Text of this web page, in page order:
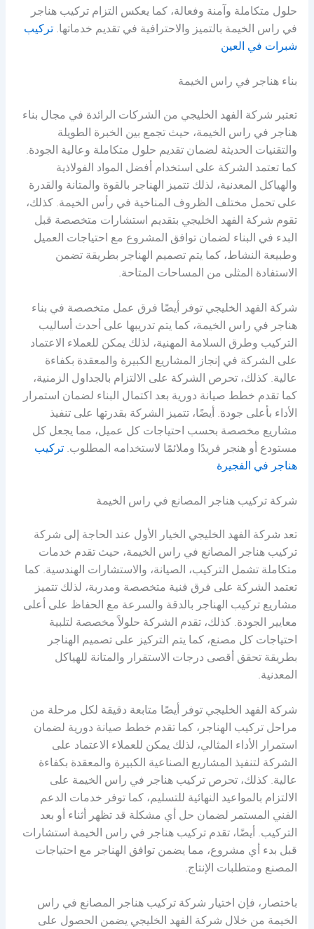
حلول متكاملة وآمنة وفعالة، كما يعكس التزام تركيب هناجر
في راس الخيمة بالتميز والاحترافية في تقديم خدماتها. تركيب
شبرات في العين
بناء هناجر في راس الخيمة
تعتبر شركة الفهد الخليجي من الشركات الرائدة في مجال بناء
هناجر في راس الخيمة، حيث تجمع بين الخبرة الطويلة
والتقنيات الحديثة لضمان تقديم حلول متكاملة وعالية الجودة.
كما تعتمد الشركة على استخدام أفضل المواد الفولاذية
والهياكل المعدنية، لذلك تتميز الهناجر بالقوة والمتانة والقدرة
على تحمل مختلف الظروف المناخية في رأس الخيمة. كذلك،
تقوم شركة الفهد الخليجي بتقديم استشارات متخصصة قبل
البدء في البناء لضمان توافق المشروع مع احتياجات العميل
وطبيعة النشاط، كما يتم تصميم الهناجر بطريقة تضمن
الاستفادة المثلى من المساحات المتاحة.
شركة الفهد الخليجي توفر أيضًا فرق عمل متخصصة في بناء
هناجر في راس الخيمة، كما يتم تدريبها على أحدث أساليب
التركيب وطرق السلامة المهنية، لذلك يمكن للعملاء الاعتماد
على الشركة في إنجاز المشاريع الكبيرة والمعقدة بكفاءة
عالية. كذلك، تحرص الشركة على الالتزام بالجداول الزمنية،
كما تقدم خطط صيانة دورية بعد اكتمال البناء لضمان استمرار
الأداء بأعلى جودة. أيضًا، تتميز الشركة بقدرتها على تنفيذ
مشاريع مخصصة بحسب احتياجات كل عميل، مما يجعل كل
مستودع أو هنجر فريدًا وملائمًا لاستخدامه المطلوب. تركيب
هناجر في الفجيرة
شركة تركيب هناجر المصانع في راس الخيمة
تعد شركة الفهد الخليجي الخيار الأول عند الحاجة إلى شركة
تركيب هناجر المصانع في راس الخيمة، حيث تقدم خدمات
متكاملة تشمل التركيب، الصيانة، والاستشارات الهندسية. كما
تعتمد الشركة على فرق فنية متخصصة ومدربة، لذلك تتميز
مشاريع تركيب الهناجر بالدقة والسرعة مع الحفاظ على أعلى
معايير الجودة. كذلك، تقدم الشركة حلولاً مخصصة لتلبية
احتياجات كل مصنع، كما يتم التركيز على تصميم الهناجر
بطريقة تحقق أقصى درجات الاستقرار والمتانة للهياكل
المعدنية.
شركة الفهد الخليجي توفر أيضًا متابعة دقيقة لكل مرحلة من
مراحل تركيب الهناجر، كما تقدم خطط صيانة دورية لضمان
استمرار الأداء المثالي، لذلك يمكن للعملاء الاعتماد على
الشركة لتنفيذ المشاريع الصناعية الكبيرة والمعقدة بكفاءة
عالية. كذلك، تحرص تركيب هناجر في راس الخيمة على
الالتزام بالمواعيد النهائية للتسليم، كما توفر خدمات الدعم
الفني المستمر لضمان حل أي مشكلة قد تظهر أثناء أو بعد
التركيب. أيضًا، تقدم تركيب هناجر في راس الخيمة استشارات
قبل بدء أي مشروع، مما يضمن توافق الهناجر مع احتياجات
المصنع ومتطلبات الإنتاج.
باختصار، فإن اختيار شركة تركيب هناجر المصانع في راس
الخيمة من خلال شركة الفهد الخليجي يضمن الحصول على